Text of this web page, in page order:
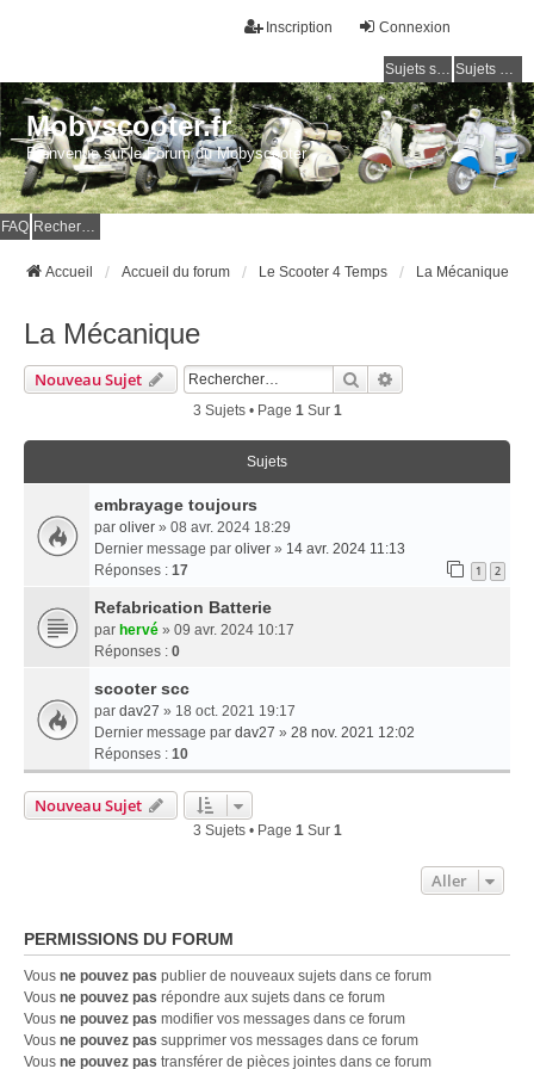
Connexion
Inscription
Sujets sans réponse Sujets actifs
Mobyscooter.fr
Bienvenue sur le Forum du Mobyscooter
FAQ Rechercher
Accueil Accueil du forum Le Scooter 4 Temps La Mécanique
La Mécanique
Nouveau Sujet Rechercher
3 Sujets • Page 1Sur 1
Sujets
embrayage toujours
par oliver » 08 avr. 2024 18:29
Dernier message par oliver » 14 avr. 2024 11:13
Réponses : 17 1 2
Refabrication Batterie
par hervé » 09 avr. 2024 10:17
Réponses : 0
scooter scc
par dav27 » 18 oct. 2021 19:17
Dernier message par dav27 » 28 nov. 2021 12:02
Réponses : 10
Nouveau Sujet
3 Sujets • Page 1Sur 1
Aller
PERMISSIONS DU FORUM
Vous ne pouvez pas publier de nouveaux sujets dans ce forum
Vous ne pouvez pas répondre aux sujets dans ce forum
Vous ne pouvez pas modifier vos messages dans ce forum
Vous ne pouvez pas supprimer vos messages dans ce forum
Vous ne pouvez pas transférer de pièces jointes dans ce forum